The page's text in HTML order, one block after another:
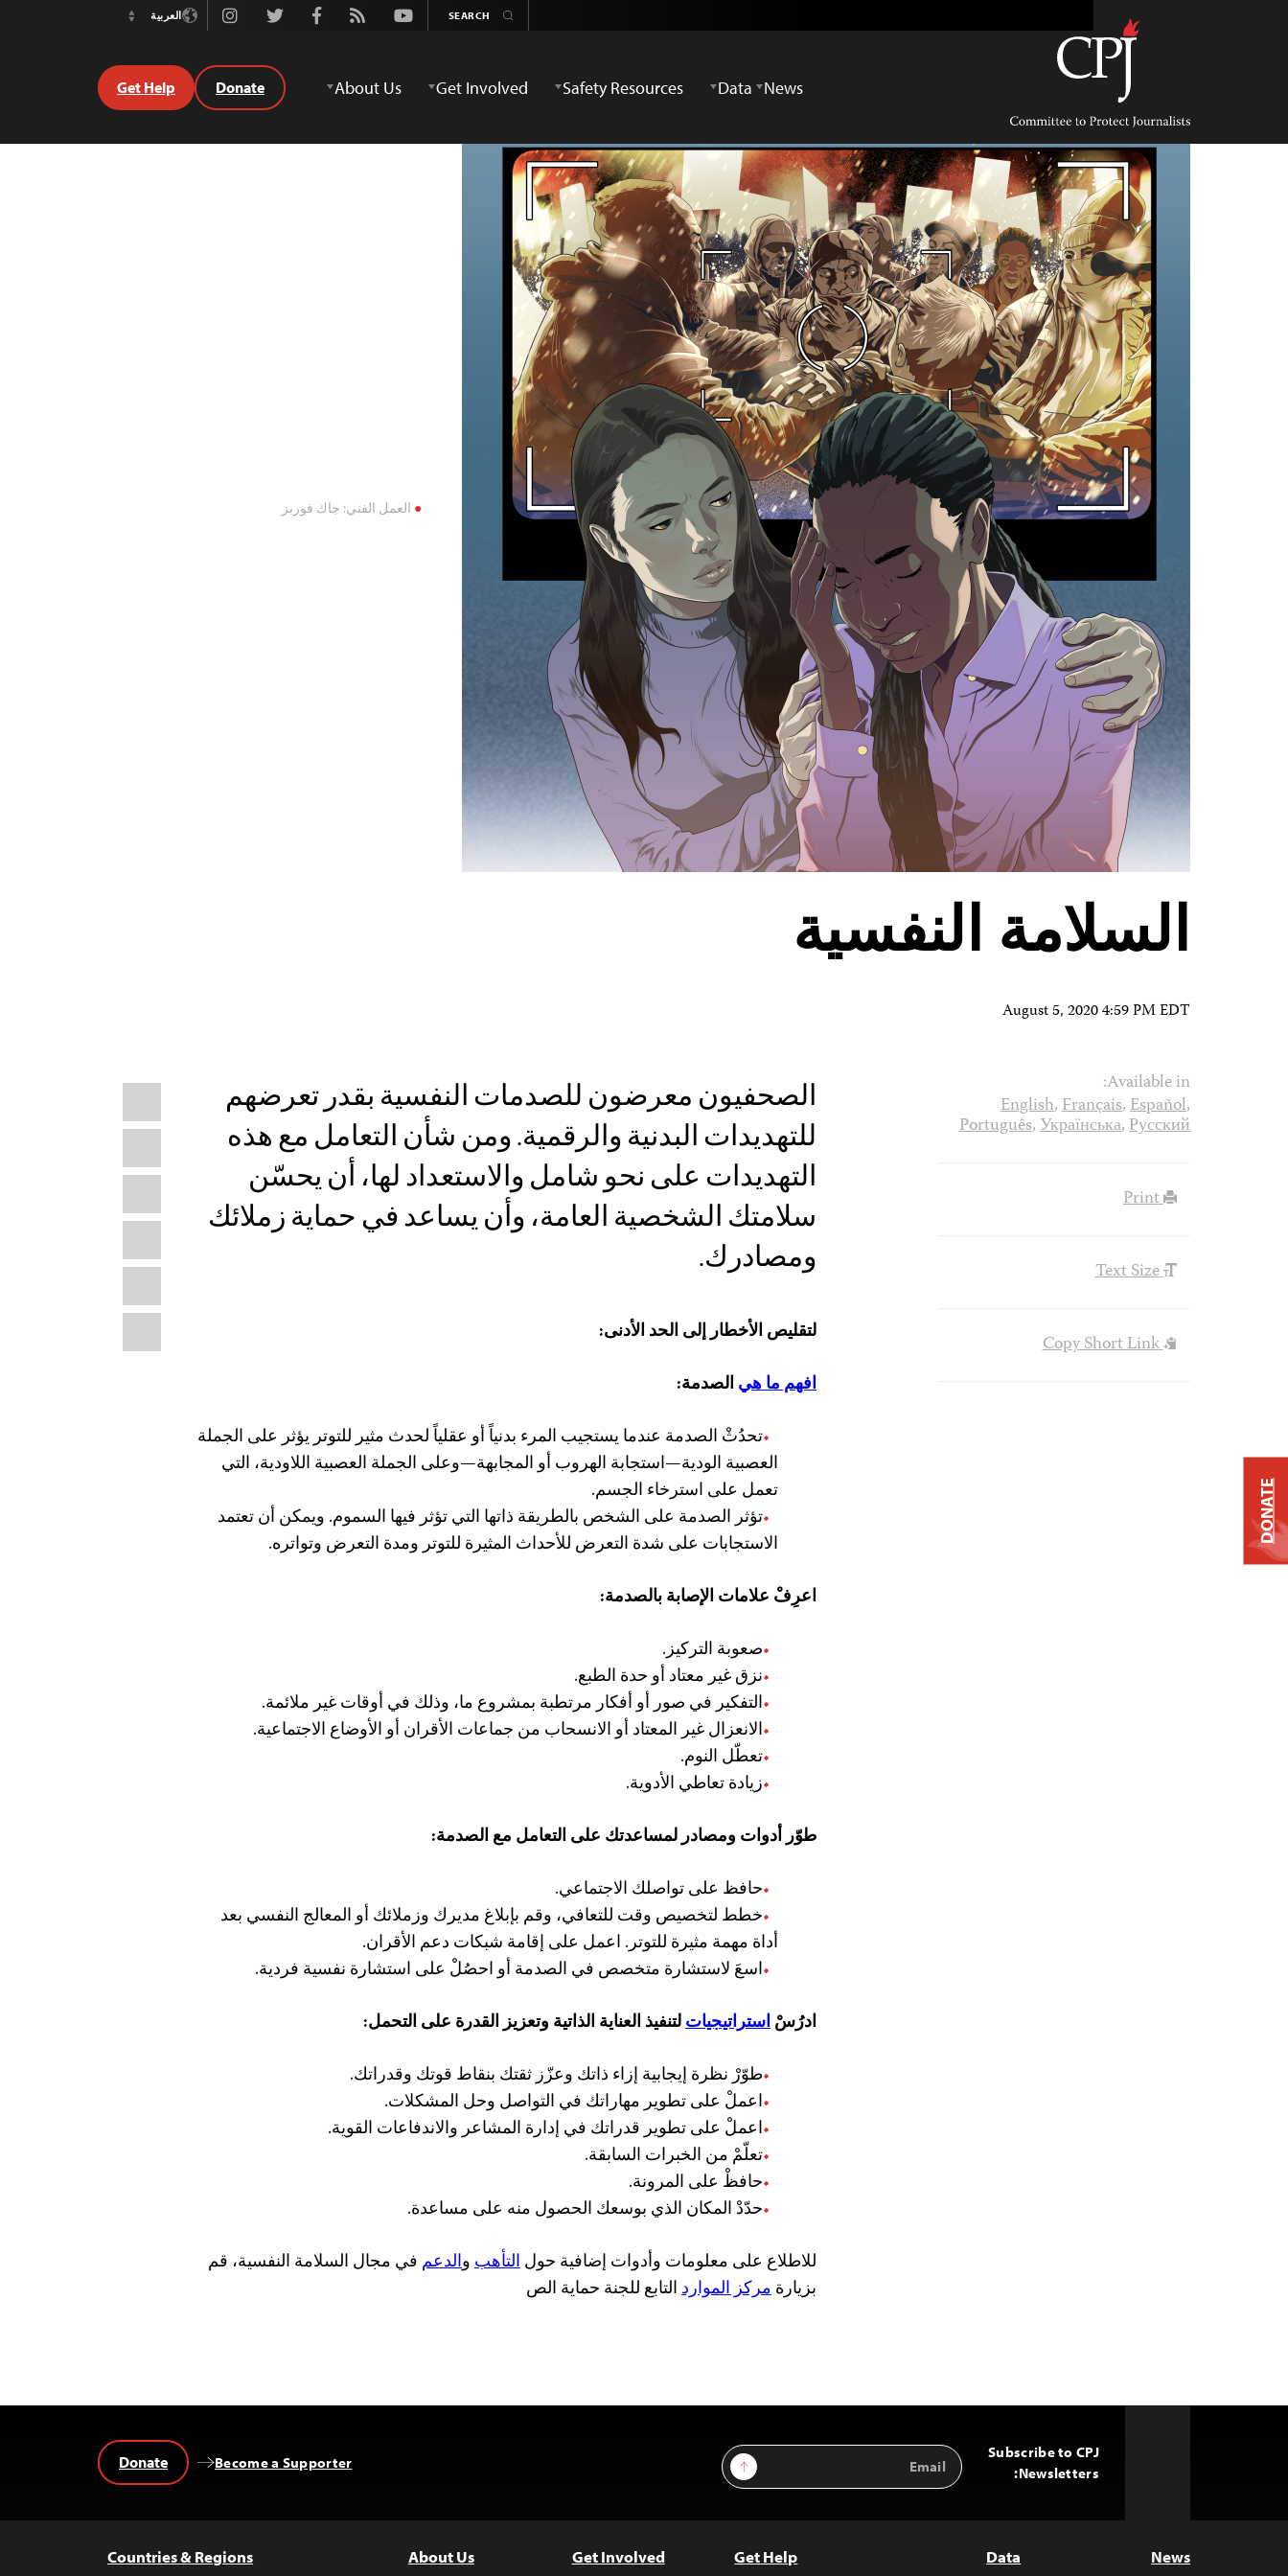
Committee
Protect
Journalists
Youtube
Rss
Facebook
Twitter
Instagramالعربية
Switch
News
Data
Safety Resources
Get Involved
About Us
Donate
Get Help
العمل الفني: جاك فوربز
السلامة النفسية
August 5, 2020 4:59 PM EDT
Share
this:
الصحفيون معرضون للصدمات النفسية بقدر تعرضهم
للتهديدات البدنية والرقمية. ومن شأن التعامل مع هذه
التهديدات على نحو شامل والاستعداد لها، أن يحسّن
سلامتك الشخصية العامة، وأن يساعد في حماية زملائك
ومصادرك.
لتقليص الأخطار إلى الحد الأدنى:
افهم ما هي الصدمة:
تحدُثْ الصدمة عندما يستجيب المرء بدنياً أو عقلياً لحدث مثير للتوتر يؤثر على الجملة
العصبية الودية—استجابة الهروب أو المجابهة—وعلى الجملة العصبية اللاودية، التي
تعمل على استرخاء الجسم.
تؤثر الصدمة على الشخص بالطريقة ذاتها التي تؤثر فيها السموم. ويمكن أن تعتمد
الاستجابات على شدة التعرض للأحداث المثيرة للتوتر ومدة التعرض وتواتره.
اعرِفْ علامات الإصابة بالصدمة:
صعوبة التركيز.
نزق غير معتاد أو حدة الطبع.
التفكير في صور أو أفكار مرتطبة بمشروع ما، وذلك في أوقات غير ملائمة.
الانعزال غير المعتاد أو الانسحاب من جماعات الأقران أو الأوضاع الاجتماعية.
تعطّل النوم.
زيادة تعاطي الأدوية.
طوّر أدوات ومصادر لمساعدتك على التعامل مع الصدمة:
حافظ على تواصلك الاجتماعي.
خطط لتخصيص وقت للتعافي، وقم بإبلاغ مديرك وزملائك أو المعالج النفسي بعد
أداة مهمة مثيرة للتوتر. اعمل على إقامة شبكات دعم الأقران.
اسعَ لاستشارة متخصص في الصدمة أو احصُلْ على استشارة نفسية فردية.
ادرُسْاستراتيجياتلتنفيذ العناية الذاتية وتعزيز القدرة على التحمل:
طوّرْ نظرة إيجابية إزاء ذاتك وعزّز ثقتك بنقاط قوتك وقدراتك.
اعملْ على تطوير مهاراتك في التواصل وحل المشكلات.
اعملْ على تطوير قدراتك في إدارة المشاعر والاندفاعات القوية.
تعلّمْ من الخبرات السابقة.
حافظْ على المرونة.
حدّدْ المكان الذي بوسعك الحصول منه على مساعدة.
للاطلاع على معلومات وأدوات إضافية حولالتأهبوالدعم في مجال السلامة النفسية، قم
بزيارةمركز المواردالتابع للجنة حماية الص
Available in:
English,Français,Español,
Português,Українська,Русский
Print
Text Size
Copy Short Link
Subscribe to CPJ
Newsletters:
Email
Address
Sign Up
Become a Supporter
Donate
News
Data
Get Help
Get Involved
About Us
Countries & Regions
DONATE